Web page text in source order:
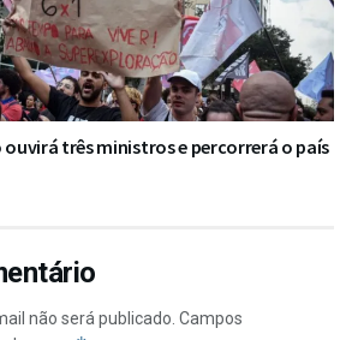
ouvirá três ministros e percorrerá o país
não será publicado. Campos